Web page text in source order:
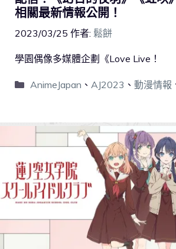
相關最新情報公開！
2023/03/25 作者: 鬆餅
學園偶像多媒體企劃《Love Live！
AnimeJapan 、 AJ2023 、 動漫情報